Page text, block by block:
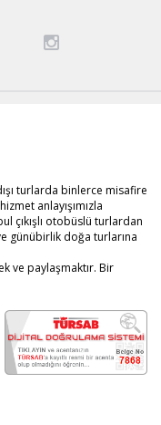
turlarda binlerce misafire
anlayışımızla
çıkışlı otobüslü turlardan
günübirlik doğa turlarına
ve paylaşmaktır. Bir